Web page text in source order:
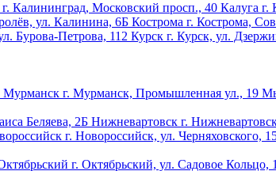
г. Калининград, Московский просп., 40 Калуга г.
ул. Калинина, 6Б Кострома г. Кострома,
Бурова-Петрова, 112 Курск г. Курск, ул.
Мурманск г. Мурманск, Промышленная ул., 19
Беляева, 2Б Нижневартовск г.
г. Новороссийск, ул. Черняховского,
г. Октябрьский, ул. Садовое Кольцо,